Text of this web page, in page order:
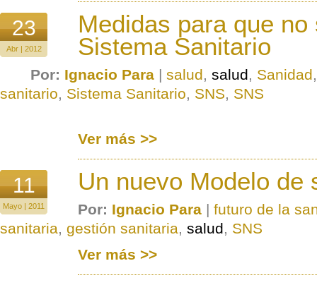
23
Abr | 2012
Medidas para que no
Sistema Sanitario
Por: Ignacio Para | salud, salud, Sanidad
sanitario, Sistema Sanitario, SNS, SNS
Ver más >>
11
Mayo | 2011
Un nuevo Modelo de
Por: Ignacio Para | futuro de la
sanitaria, gestión sanitaria, salud, SNS
Ver más >>